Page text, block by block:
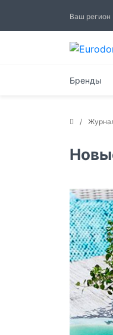
Ваш регион
Бренды